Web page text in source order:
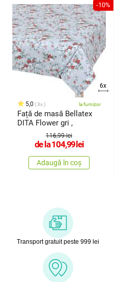
-10%
6x
5,0 3x la furnizor
Față de masă Bellatex
DITA Flower gri ,
116,99 lei
de la104,99lei
Adaugă în coș
Transport gratuit peste 999 lei